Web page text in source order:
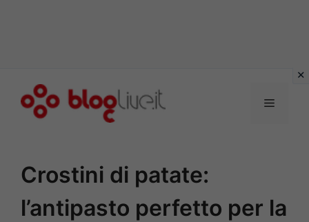
Menu
Crostini di patate:
l’antipasto perfetto per la